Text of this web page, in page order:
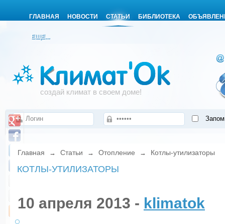
ГЛАВНАЯ НОВОСТИ СТАТЬИ БИБЛИОТЕКА
ЕЩЕ...
создай климат в своем доме!
Главная → Статьи → Отопление → Котлы-утилизаторы
КОТЛЫ-УТИЛИЗАТОРЫ
10 апреля 2013 - klimatok